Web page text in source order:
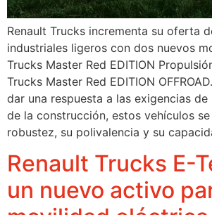
Renault Trucks incrementa su oferta
industriales ligeros con dos nuevos
Trucks Master Red EDITION
Trucks Master Red EDITION
dar una respuesta a las exigencias
de la construcción, estos vehículos
robustez, su polivalencia y su
Renault Trucks E-
un nuevo activo